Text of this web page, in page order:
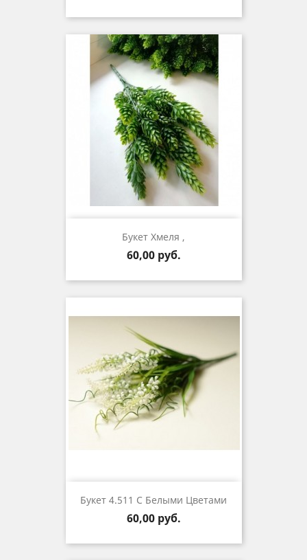
Букет Хмеля ,
Цена
60,00 руб.
Букет 4.511 С Белыми Цветами
Цена
60,00 руб.